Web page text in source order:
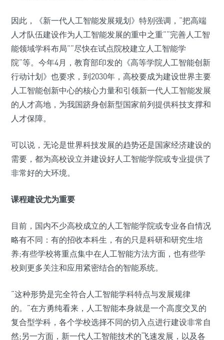
因此，《新一代人工智能发展规划》特别强调，“把高端
人才队伍建设作为人工智能发展的重中之重”“完善人工智
能领域学科布局”“尽快在试点院校建立人工智能学
院”等。今年4月，教育部印发的《高等学院人工智能创新
行动计划》也要求，到2030年，高校要成为建设世界主要
人工智能创新中心的核心力量和引领新一代人工智能发展
的人才高地，为我国跻身创新型国家前列提供科技支撑和
人才保障。
可以说，无论是世界科技发展的趋势还是国家经济建设的
需要，都为高校设立并建设好人工智能学院或专业提供了
非常好的大环境。
课程建设尤为重要
目前，国内不少高校成立的人工智能学院或专业各自情况
略有不同：有的招收本科生，有的只是科研和研究生培
养;有些学校将重点集中在人工智能方法方面，也有些学
校则更多关注和应用紧密结合的智能系统。
“这种形势是完全符合人工智能学科特点与发展规律
的。”在方勇纯看来，人工智能本身就是一个高度交叉的
复合型学科，各个学校选择不同的切入点进行建设非常自
然;另一方面，新一代人工智能技术的飞速发展，以及各